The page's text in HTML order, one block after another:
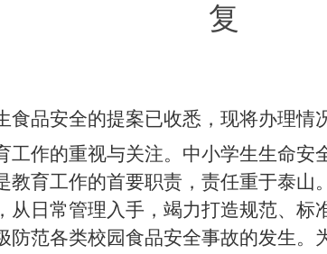
复
食品安全的提案已收悉，现将办理情
工作的重视与关注。中小学生生命安
教育工作的首要职责，责任重于泰山。
从 日常管理 入手 ， 竭力打造规范、标
防范各类校园食品安全事故的发生。